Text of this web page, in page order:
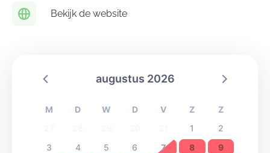
Bekijk de website
augustus 2026
M D W D V Z
Z
1
2
3
4 5 6 7 8
9